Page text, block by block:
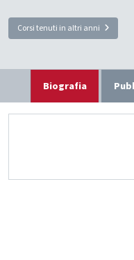
Corsi tenuti in altri anni
Biografia